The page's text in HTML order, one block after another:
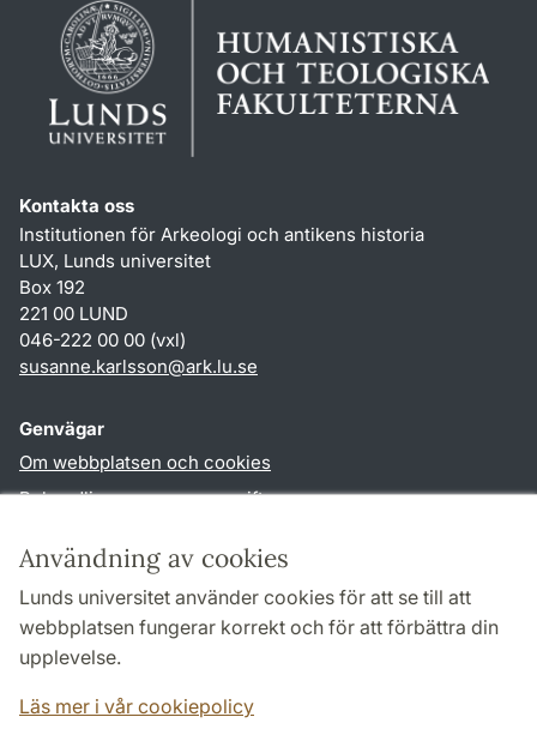
Användning av cookies
Lunds universitet använder cookies för att se till att
webbplatsen fungerar korrekt och för att förbättra din
upplevelse.
Läs mer i vår cookiepolicy
Kontakta oss
Institutionen för Arkeologi och antikens historia
LUX, Lunds universitet
Box 192
221 00 LUND
046-222 00 00 (vxl)
susanne.karlsson@ark.lu.se
Genvägar
Om webbplatsen och cookies
Behandling av personuppgifter
TYPO3-login
Följ oss i sociala medier